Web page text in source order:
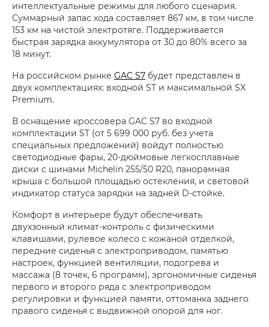
интеллектуальные режимы для любого сценария.
Суммарный запас хода составляет 867 км, в том числе
153 км на чистой электротяге. Поддерживается
быстрая зарядка аккумулятора от 30 до 80% всего за
18 минут.
На российском рынке GAC S7 будет представлен в
двух комплектациях: входной ST и максимальной SX
Premium.
В оснащение кроссовера GAC S7 во входной
комплектации ST (от 5 699 000 руб. без учета
специальных предложений) войдут полностью
светодиодные фары, 20-дюймовые легкосплавные
диски с шинами Michelin 255/50 R20, панорамная
крыша с большой площадью остекления, и световой
индикатор статуса зарядки на задней D-стойке.
Комфорт в интерьере будут обеспечивать
двухзонный климат-контроль с физическими
клавишами, рулевое колесо с кожаной отделкой,
передние сиденья с электроприводом, памятью
настроек, функцией вентиляции, подогрева и
массажа (8 точек, 6 программ), эргономичные сиденья
первого и второго ряда с электроприводом
регулировки и функцией памяти, оттоманка заднего
правого сиденья с выдвижной опорой для ног.